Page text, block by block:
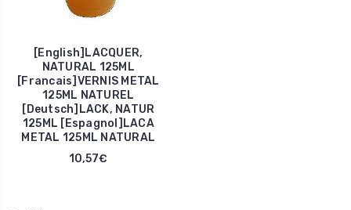
[English]LACQUER,
NATURAL 125ML
[Francais]VERNIS METAL
125ML NATUREL
[Deutsch]LACK, NATUR
125ML [Espagnol]LACA
METAL 125ML NATURAL
10,57€